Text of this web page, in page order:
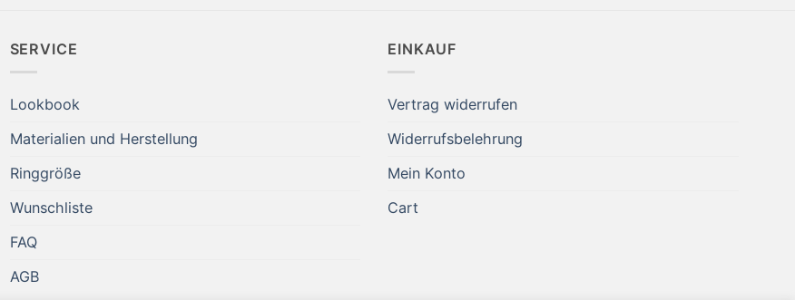
SERVICE
Lookbook
Materialien und Herstellung
Ringgröße
Wunschliste
FAQ
AGB
EINKAUF
Vertrag widerrufen
Widerrufsbelehrung
Mein Konto
Cart